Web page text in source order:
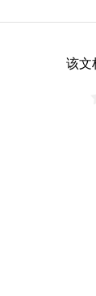
该文